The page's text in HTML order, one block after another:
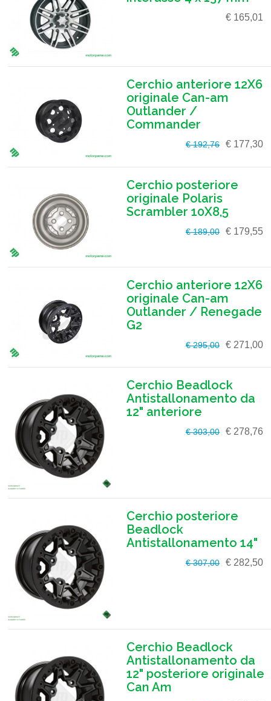
€ 165,01
Cerchio anteriore 12X6
originale Can-am
Outlander /
Commander
€ 192,76 € 177,30
Cerchio posteriore
originale Polaris
Scrambler 10X8,5
€ 189,00 € 179,55
Cerchio anteriore 12X6
originale Can-am
Outlander / Renegade
G2
€ 295,00 € 271,00
Cerchio Beadlock
Antistallonamento da
12" anteriore
€ 303,00 € 278,76
Cerchio posteriore
Beadlock
Antistallonamento 14"
€ 307,00 € 282,50
Cerchio Beadlock
Antistallonamento da
12" posteriore originale
Can Am